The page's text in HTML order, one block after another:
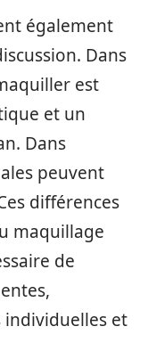
également
Dans
est
et un
Dans
peuvent
différences
maquillage
de
individuelles et